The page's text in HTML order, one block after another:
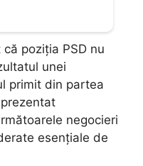
poziția PSD nu
unei
primit din partea
negocieri
esențiale de